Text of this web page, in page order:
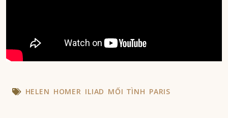
HELEN HOMER ILIAD MỐI TÌNH PARIS